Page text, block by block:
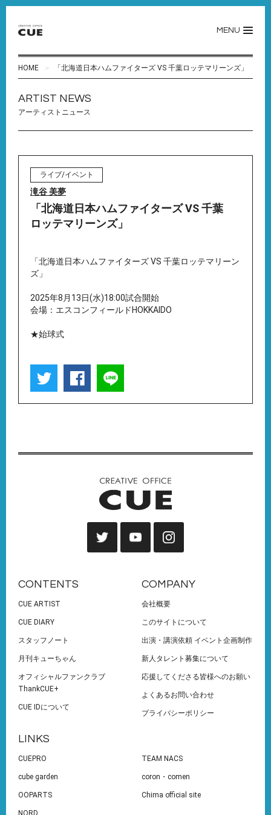
MENU
HOME 「北海道日本ハムファイターズ VS 千葉ロッテマリーンズ」
ARTIST NEWS
アーティストニュース
ライブ/イベント
滝谷 美夢
「北海道日本ハムファイターズ VS 千葉
ロッテマリーンズ」
「北海道日本ハムファイターズ VS 千葉ロッテマリーン
ズ」
2025年8月13日(水)18:00試合開始
会場：エスコンフィールドHOKKAIDO
★始球式
CONTENTS
CUE ARTIST
CUE DIARY
スタッフノート
月刊キューちゃん
オフィシャルファンクラブ
ThankCUE+
CUE IDについて
COMPANY
会社概要
このサイトについて
出演・講演依頼 イベント企画制作
新人タレント募集について
応援してくださる皆様へのお願い
よくあるお問い合わせ
プライバシーポリシー
LINKS
CUEPRO TEAM NACS
cube garden coron・comen
OOPARTS Chima official site
NORD